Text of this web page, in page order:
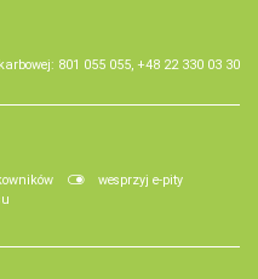
801 055 055, +48 22 330 03 30
wesprzyj e-pity